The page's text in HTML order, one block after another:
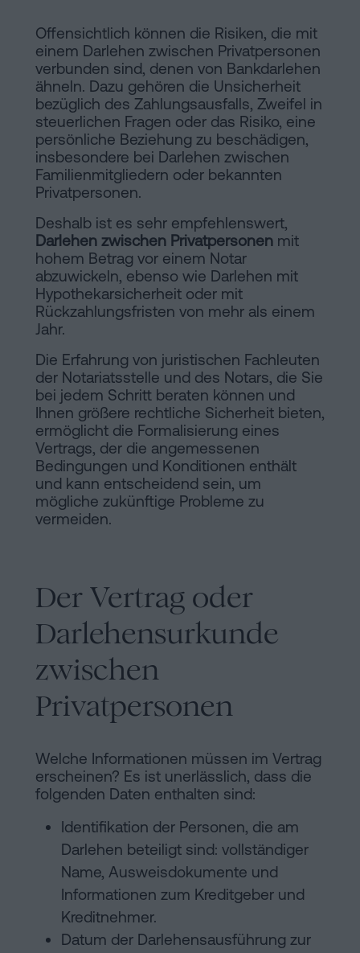
Offensichtlich können die Risiken, die mit
einem Darlehen zwischen Privatpersonen
verbunden sind, denen von Bankdarlehen
ähneln. Dazu gehören die Unsicherheit
bezüglich des Zahlungsausfalls, Zweifel in
steuerlichen Fragen oder das Risiko, eine
persönliche Beziehung zu beschädigen,
insbesondere bei Darlehen zwischen
Familienmitgliedern oder bekannten
Privatpersonen.
Deshalb ist es sehr empfehlenswert,
Darlehen zwischen Privatpersonen mit
hohem Betrag vor einem Notar
abzuwickeln, ebenso wie Darlehen mit
Hypothekarsicherheit oder mit
Rückzahlungsfristen von mehr als einem
Jahr.
Die Erfahrung von juristischen Fachleuten
der Notariatsstelle und des Notars, die Sie
bei jedem Schritt beraten können und
Ihnen größere rechtliche Sicherheit bieten,
ermöglicht die Formalisierung eines
Vertrags, der die angemessenen
Bedingungen und Konditionen enthält
und kann entscheidend sein, um
mögliche zukünftige Probleme zu
vermeiden.
Der Vertrag oder
Darlehensurkunde
zwischen
Privatpersonen
Welche Informationen müssen im Vertrag
erscheinen? Es ist unerlässlich, dass die
folgenden Daten enthalten sind:
Identifikation der Personen, die am
Darlehen beteiligt sind: vollständiger
Name, Ausweisdokumente und
Informationen zum Kreditgeber und
Kreditnehmer.
Datum der Darlehensausführung zur